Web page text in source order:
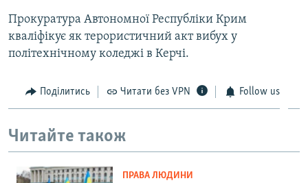
Прокуратура Автономної Республіки Крим
кваліфікує як терористичний акт вибух у
політехнічному коледжі в Керчі.
Поділитись Читати без VPN Follow us
Читайте також
ПРАВА ЛЮДИНИ